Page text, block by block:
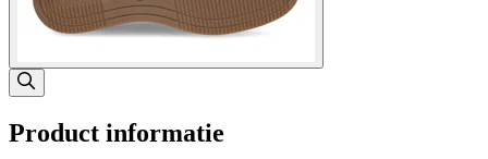
Product informatie